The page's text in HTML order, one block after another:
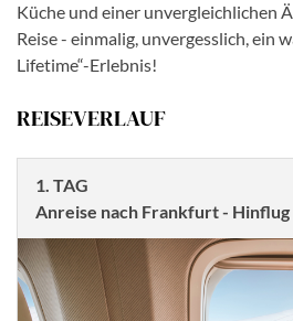
Küche und einer unvergleichlichen
Reise - einmalig, unvergesslich, ein
Lifetime“-Erlebnis!
REISEVERLAUF
1. TAG
​Anreise nach Frankfurt - Hinflug